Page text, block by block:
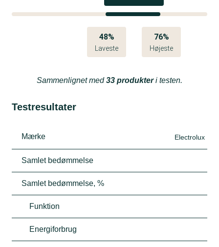
48%
Laveste
76%
Højeste
Sammenlignet med33 produkteri testen.
Testresultater
Mærke Electrolux
Samlet bedømmelse
Samlet bedømmelse, %
Funktion
Energiforbrug